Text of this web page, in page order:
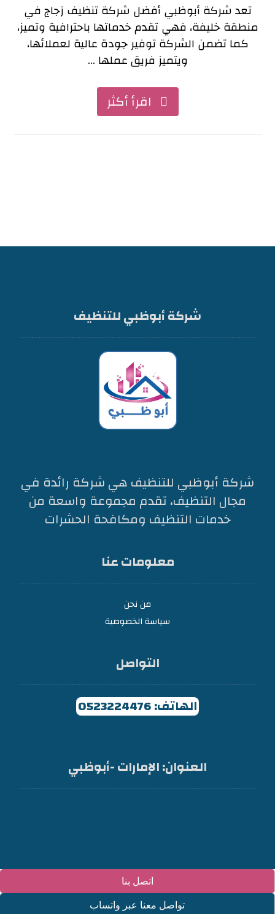
اتصل بنا
تواصل معنا عبر واتساب
تعد شركة أبوظبي أفضل شركة تنظيف زجاج في
منطقة خليفة، فهي تقدم خدماتها باحترافية وتميز،
كما تضمن الشركة توفير جودة عالية لعملائها،
ويتميز فريق عملها ...
اقرأ أكثر
شركة أبوظبي للتنظيف
شركة أبوظبي للتنظيف هي شركة رائدة في
مجال التنظيف، تقدم مجموعة واسعة من
خدمات التنظيف ومكافحة الحشرات
معلومات عنا
من نحن
سياسة الخصوصية
التواصل
الهاتف: 0523224476
العنوان: الإمارات -أبوظبي